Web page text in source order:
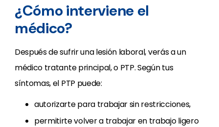
¿Cómo interviene el
médico?
Después de sufrir una lesión laboral, verás a un
médico tratante principal, o PTP. Según tus
síntomas, el PTP puede:
autorizarte para trabajar sin restricciones,
permitirte volver a trabajar en trabajo ligero